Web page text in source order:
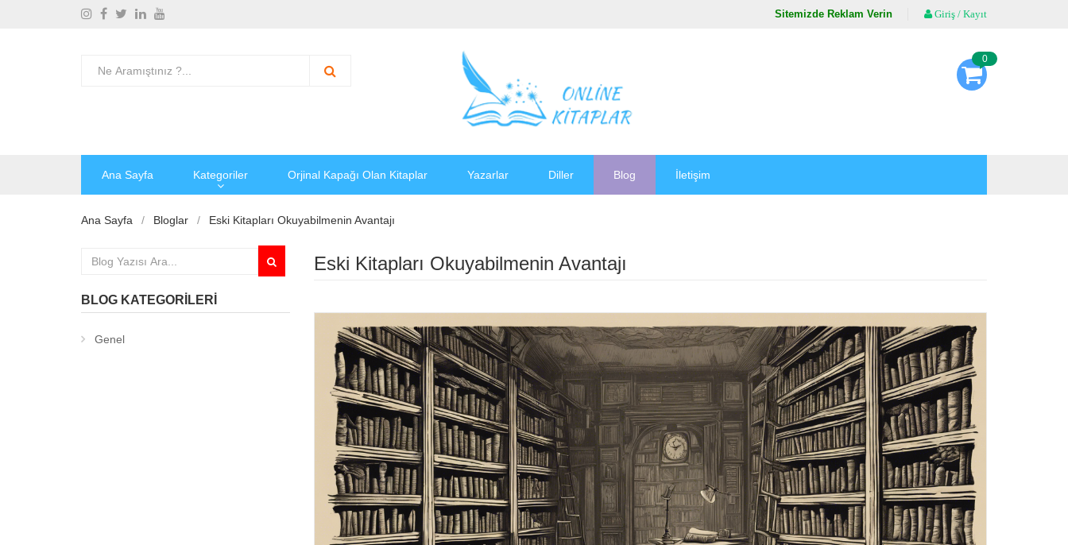
Sitemizde Reklam Verin Giriş / Kayıt
0
Ana Sayfa Kategoriler Orjinal Kapağı Olan Kitaplar Yazarlar Diller Blog İletişim
Ana Sayfa Bloglar Eski Kitapları Okuyabilmenin Avantajı
Eski Kitapları Okuyabilmenin Avantajı
BLOG KATEGORILERI
Genel